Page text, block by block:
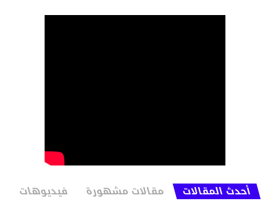
أحدث المقالات مقالات مشهورة فيديوهات